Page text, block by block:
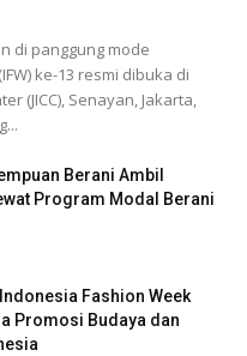
di panggung mode
ke-13 resmi dibuka di
(JICC), Senayan, Jakarta,
Berani Ambil
Program Modal Berani
Fashion Week
Promosi Budaya dan